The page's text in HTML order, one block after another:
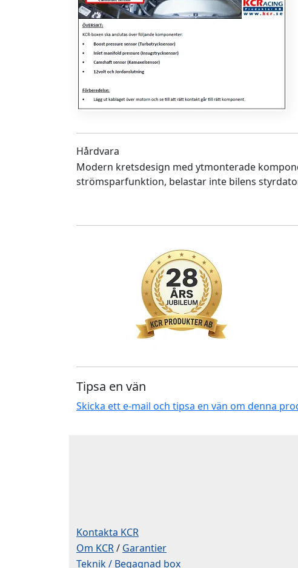
Hårdvara
Modern kretsdesign med ytmonterade
strömsparfunktion, belastar inte bilens
Tipsa en vän
Skicka ett e-mail och tipsa en vän om denna
Kontakta KCR
Om KCR/ Garantier
Teknik / Begagnad box